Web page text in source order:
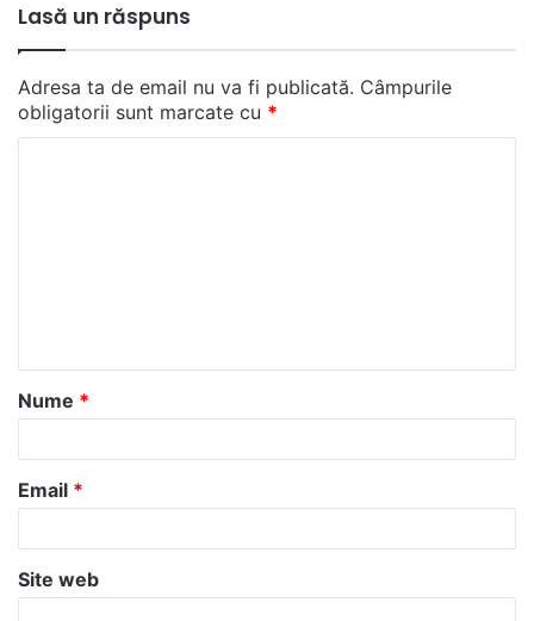
Lasă un răspuns
Adresa ta de email nu va fi publicată. Câmpurile
obligatorii sunt marcate cu *
a
r
*
Nume *
Email *
Site web